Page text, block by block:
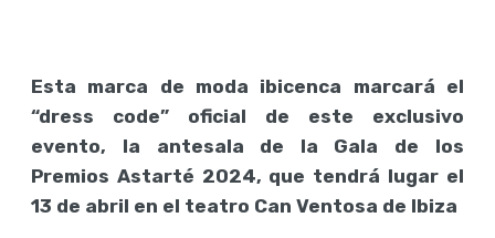
Esta marca de moda ibicenca marcará el
“dress code” oficial de este exclusivo
evento, la antesala de la Gala de los
Premios Astarté 2024, que tendrá lugar el
13 de abril en el teatro Can Ventosa de Ibiza